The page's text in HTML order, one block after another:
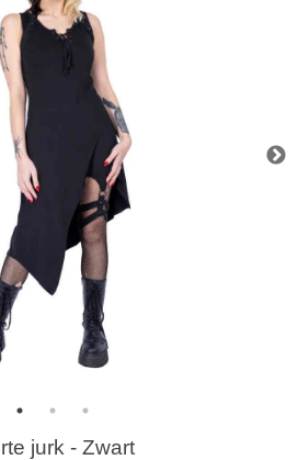
jurk - Zwart